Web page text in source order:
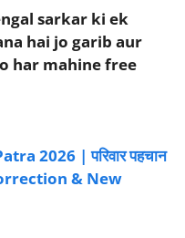
sarkar ki ek
hai jo garib aur
har mahine free
2026 | परिवार पहचान
& New